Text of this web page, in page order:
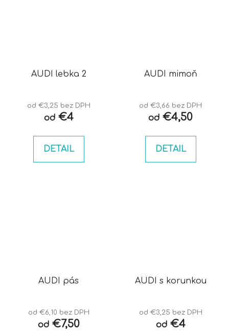
AUDI lebka 2
od €3,25 bez DPH
od€4
DETAIL
AUDI mimoň
od €3,66 bez DPH
od €4,50
DETAIL
AUDI pás
od €6,10 bez DPH
od€7,50
AUDI s korunkou
od €3,25 bez DPH
od€4